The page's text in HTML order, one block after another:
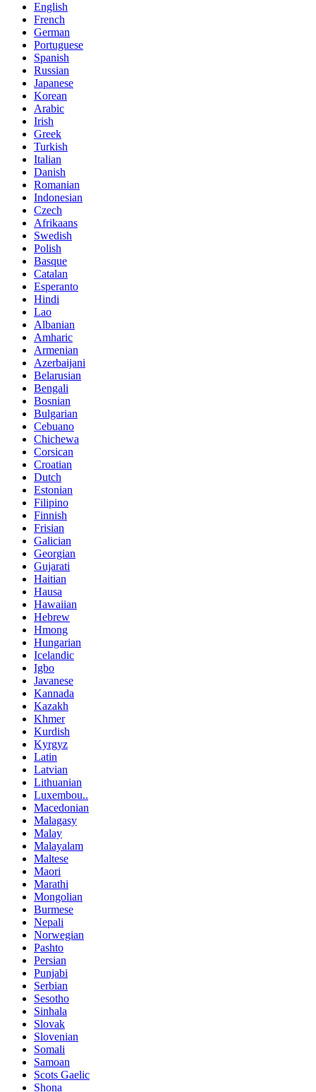
English
French
German
Portuguese
Spanish
Russian
Japanese
Korean
Arabic
Irish
Greek
Turkish
Italian
Danish
Romanian
Indonesian
Czech
Afrikaans
Swedish
Polish
Basque
Catalan
Esperanto
Hindi
Lao
Albanian
Amharic
Armenian
Azerbaijani
Belarusian
Bengali
Bosnian
Bulgarian
Cebuano
Chichewa
Corsican
Croatian
Dutch
Estonian
Filipino
Finnish
Frisian
Galician
Georgian
Gujarati
Haitian
Hausa
Hawaiian
Hebrew
Hmong
Hungarian
Icelandic
Igbo
Javanese
Kannada
Kazakh
Khmer
Kurdish
Kyrgyz
Latin
Latvian
Lithuanian
Luxembou..
Macedonian
Malagasy
Malay
Malayalam
Maltese
Maori
Marathi
Mongolian
Burmese
Nepali
Norwegian
Pashto
Persian
Punjabi
Serbian
Sesotho
Sinhala
Slovak
Slovenian
Somali
Samoan
Scots Gaelic
Shona